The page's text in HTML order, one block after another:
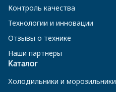
Контроль качества
Технологии и инновации
Отзывы о технике
Наши партнёры
Каталог
Холодильники и морозильники